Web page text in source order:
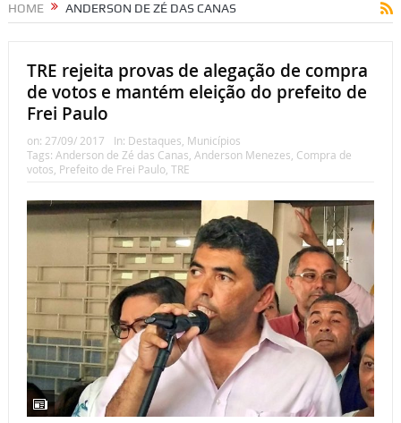
HOME ANDERSON DE ZÉ DAS CANAS
TRE rejeita provas de alegação de compra
de votos e mantém eleição do prefeito de
Frei Paulo
on: 27/09/ 2017 In: Destaques, Municípios
Tags: Anderson de Zé das Canas, Anderson Menezes, Compra de
votos, Prefeito de Frei Paulo, TRE